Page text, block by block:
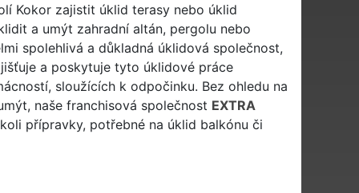
Kokor zajistit úklid terasy nebo úklid
a umýt zahradní altán, pergolu nebo
spolehlivá a důkladná úklidová společnost,
a poskytuje tyto úklidové práce
sloužících k odpočinku. Bez ohledu na
naše franchisová společnost EXTRA
přípravky, potřebné na úklid balkónu či